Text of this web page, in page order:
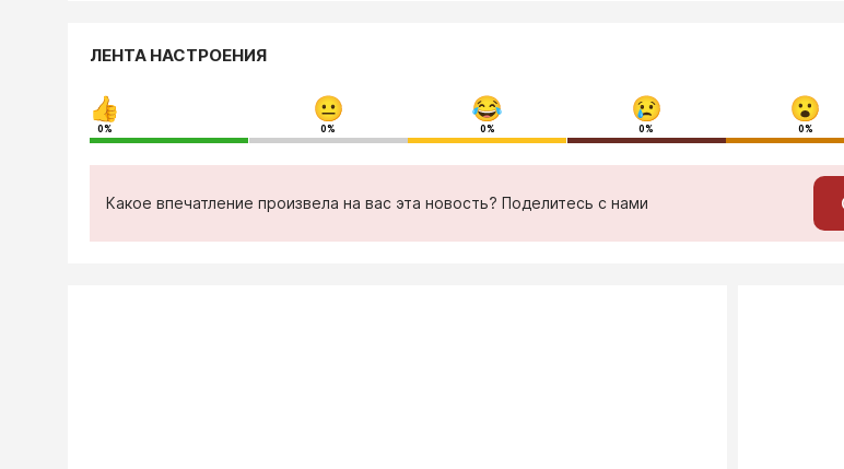
ЛЕНТА НАСТРОЕНИЯ
0% 0% 0% 0% 0%
Какое впечатление произвела на вас эта новость? Поделитесь с нами